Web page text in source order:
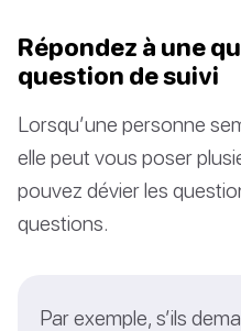
Répondez à une
question de suivi
Lorsqu’une personne
elle peut vous poser
pouvez dévier les
questions.
Par exemple, s’ils